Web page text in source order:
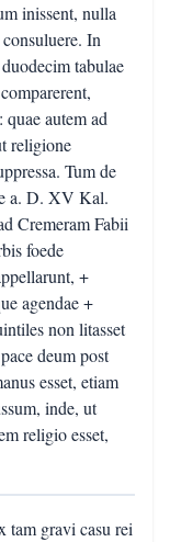
inissent, nulla
In
tabulae
autem ad
religione
Tum de
a. D. XV Kal.
Cremeram Fabii
foede
+
agendae +
non litasset
deum post
esset, etiam
inde, ut
religio esset,
tam gravi casu rei